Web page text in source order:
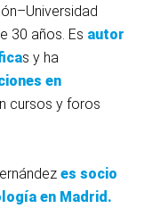
30 años. Es autor
s y ha
en
cursos y foros
es socio
en Madrid.